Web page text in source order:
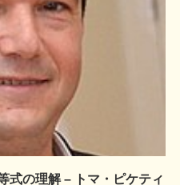
式の理解 – トマ・ピケティ